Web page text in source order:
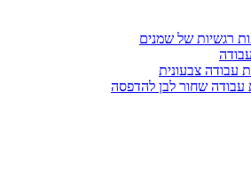
רגשיות של שמנים
עבודה צבעונית
עבודה שחור לבן להדפסה